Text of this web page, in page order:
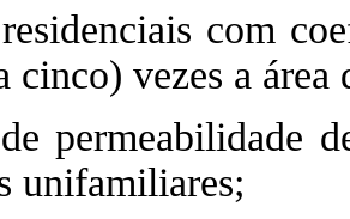
com
cinco) vezes a área
permeabilidade
unifamiliares;